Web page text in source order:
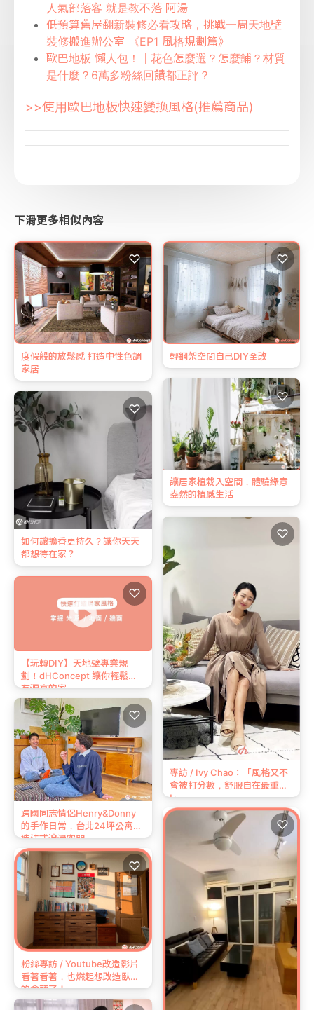
人氣部落客 就是教不落 阿湯
低預算舊屋翻新裝修必看攻略，挑戰一周天地壁
裝修搬進辦公室 《EP1 風格規劃篇》
歐巴地板 懶人包！｜花色怎麼選？怎麼鋪？材質
是什麼？6萬多粉絲回饋都正評？
>>使用歐巴地板快速變換風格(推薦商品)
下滑更多相似內容
度假般的放鬆感 打造中性色調
家居
♡
輕鋼架空間自己DIY全改
♡
如何讓擴香更持久？讓你天天
都想待在家？
♡
讓居家植栽入空間，體驗綠意
盎然的植感生活
♡
【玩轉DIY】天地壁專業規
劃！dHConcept 讓你輕鬆擁
有漂亮的家
♡
專訪 / Ivy Chao：「風格又不
會被打分數，舒服自在最重要
!」
♡
跨國同志情侶Henry&Donny
的手作日常，台北24坪公寓打
造法式浪漫空間
♡
♡
粉絲專訪 / Youtube改造影片
看著看著，也燃起想改造臥室
的念頭了！
♡